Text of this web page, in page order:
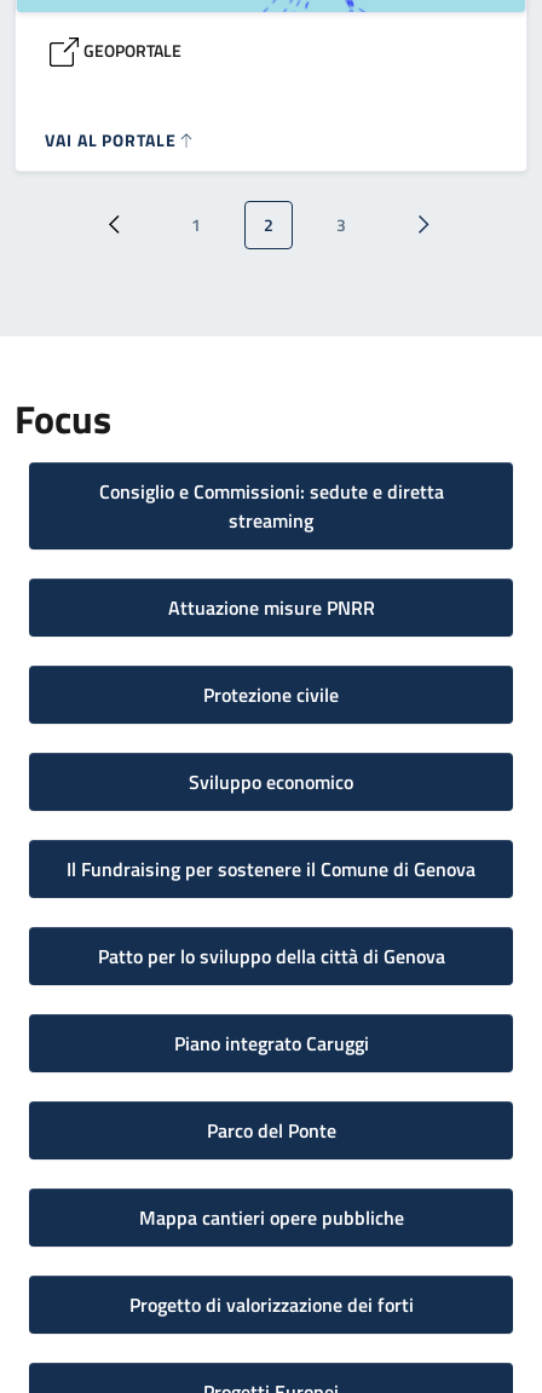
GEOPORTALE
VAI AL PORTALE
Paginazione
Pagina precedente
Pagina
1 Pagina attuale
2 Pagina
3 Pagina
Focus
Consiglio e Commissioni: sedute e diretta
streaming
Attuazione misure PNRR
Protezione civile
Sviluppo economico
Il Fundraising per sostenere il Comune di Genova
Patto per lo sviluppo della città di Genova
Piano integrato Caruggi
Parco del Ponte
Mappa cantieri opere pubbliche
Progetto di valorizzazione dei forti